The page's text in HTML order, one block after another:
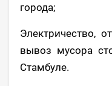
города;
Электричество,
вывоз мусора
Стамбуле.